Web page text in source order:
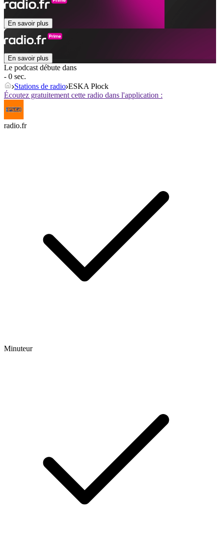
En savoir plus
En savoir plus
Le podcast débute dans
- 0 sec.
Stations de radio ESKA Płock
Écoutez gratuitement cette radio dans l'application :
radio.fr
Minuteur